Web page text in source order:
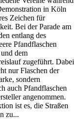
in Köln
Zeichen für
Bei der Parade am
entlang des
Pfandflaschen
dem
zugeführt. Dabei
nur Flaschen der
sondern
auch Pfandflaschen
angenommen.
ist es, die Straßen
zu...